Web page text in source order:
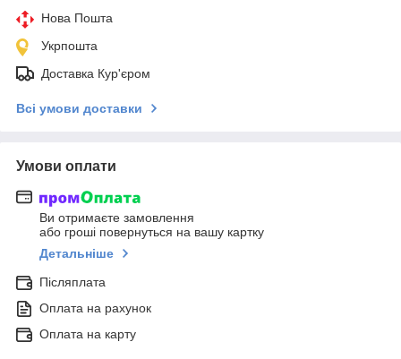
Нова Пошта
Укрпошта
Доставка Кур'єром
Всі умови доставки
Умови оплати
Ви отримаєте замовлення
або гроші повернуться на вашу картку
Детальніше
Післяплата
Оплата на рахунок
Оплата на карту